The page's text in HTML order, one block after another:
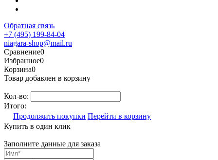
Обратная связь
+7 (495) 199-84-04
niagara-shop@mail.ru
Сравнение0
Избранное0
Корзина0
Товар добавлен в корзину
Кол-во:
Итого:
Продолжить покупки Перейти в корзину
Купить в один клик
Заполните данные для заказа